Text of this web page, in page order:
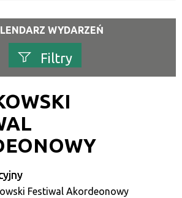
WYDARZEŃ
Filtry
Kategoria
Trwające w zakresie
Miejsce